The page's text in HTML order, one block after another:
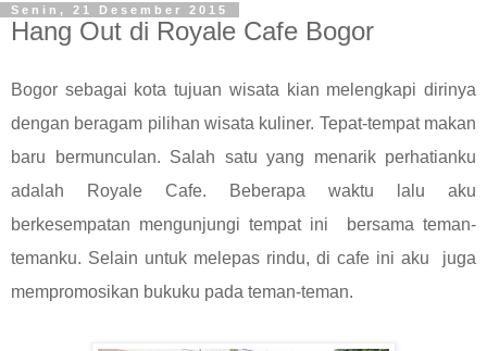
Senin, 21 Desember 2015
Hang Out di Royale Cafe Bogor
Bogor sebagai kota tujuan wisata kian melengkapi dirinya
dengan beragam pilihan wisata kuliner. Tepat-tempat makan
baru bermunculan. Salah satu yang menarik perhatianku
adalah Royale Cafe. Beberapa waktu lalu aku
berkesempatan mengunjungi tempat ini bersama teman-
temanku. Selain untuk melepas rindu, di cafe ini aku juga
mempromosikan bukuku pada teman-teman.